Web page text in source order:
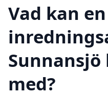
Vad kan en
med?